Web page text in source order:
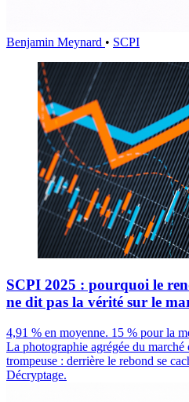
Benjamin Meynard • SCPI
SCPI 2025 : pourquoi le
ne dit pas la vérité sur le
4,91 % en moyenne. 15 % pour la
La photographie agrégée du marché
trompeuse : derrière le rebond se
Décryptage.